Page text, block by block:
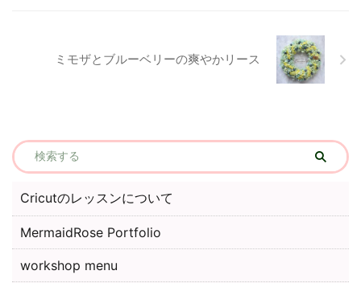
ミモザとブルーベリーの爽やかリース
Cricutのレッスンについて
MermaidRose Portfolio
workshop menu